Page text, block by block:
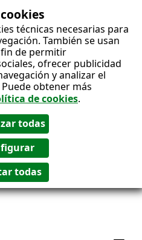
técnicas necesarias para
También se usan
de permitir
ofrecer publicidad
y analizar el
obtener más
de cookies.